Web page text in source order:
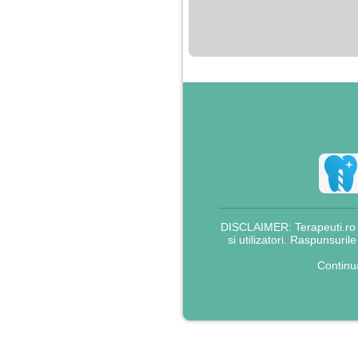
pentru bani.
DISCLAIMER:
si utilizatori.